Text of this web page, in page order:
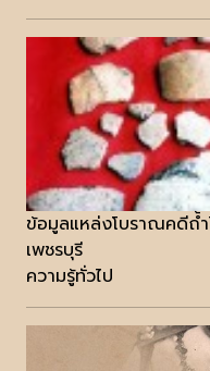
ข้อมูลแหล่งโบราณคดีถ้ำ
เพชรบุรี
ความรู้ทั่วไป